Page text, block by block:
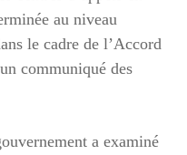
au niveau
le cadre de l’Accord
communiqué des
a examiné